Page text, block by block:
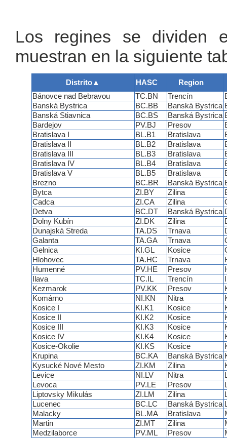
Los regines se dividen
muestran en la siguiente
Distrito▲ HASC
Region
Bánovce nad Bebravou
TC.BN Trencín
Banská Bystrica
BC.BB Banská Bystrica
Banská Stiavnica
BC.BS Banská Bystrica
Bardejov
PV.BJ Presov
Bratislava I
BL.B1 Bratislava
Bratislava II
BL.B2 Bratislava
Bratislava III
BL.B3 Bratislava
Bratislava IV
BL.B4 Bratislava
Bratislava V
BL.B5 Bratislava
Brezno
BC.BR Banská Bystrica
Bytca
ZI.BY Zilina
Cadca
ZI.CA Zilina
Detva
BC.DT Banská Bystrica
Dolny Kubín
ZI.DK Zilina
Dunajská Streda
TA.DS Trnava
Galanta
TA.GA Trnava
Gelnica
KI.GL Kosice
Hlohovec
TA.HC Trnava
Humenné
PV.HE Presov
Ilava
TC.IL Trencín
Kezmarok
PV.KK Presov
Komárno
NI.KN Nitra
Kosice I
KI.K1 Kosice
Kosice II
KI.K2 Kosice
Kosice III
KI.K3 Kosice
Kosice IV
KI.K4 Kosice
Kosice-Okolie
KI.KS Kosice
Krupina
BC.KA Banská Bystrica
Kysucké Nové Mesto
ZI.KM Zilina
Levice
NI.LV Nitra
Levoca
PV.LE Presov
Liptovsky Mikulás
ZI.LM Zilina
Lucenec
BC.LC Banská Bystrica
Malacky
BL.MA Bratislava
Martin
ZI.MT Zilina
Medzilaborce
PV.ML Presov